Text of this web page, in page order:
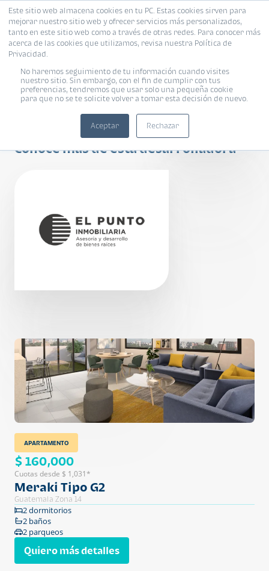
Este sitio web almacena cookies en tu PC. Estas cookies sirven para
mejorar nuestro sitio web y ofrecer servicios más personalizados,
tanto en este sitio web como a través de otras redes. Para conocer más
acerca de las cookies que utilizamos, revisa nuestra Política de
Privacidad.
No haremos seguimiento de tu información cuando visites
nuestro sitio. Sin embargo, con el fin de cumplir con tus
preferencias, tendremos que usar solo una pequeña cookie
para que no se te solicite volver a tomar esta decisión de nuevo.
Aceptar Rechazar
Conoce más de esta desarrolladora
APARTAMENTO
$ 160,000
Cuotas desde $ 1,031*
Meraki Tipo G2
Guatemala Zona 14
2 dormitorios
2 baños
2 parqueos
Quiero más detalles